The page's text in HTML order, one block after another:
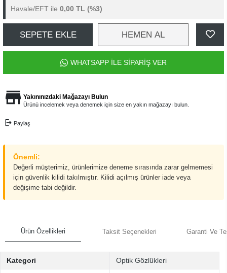
Havale/EFT ile 0,00 TL (%3)
SEPETE EKLE HEMEN AL
WHATSAPP İLE SİPARİŞ VER
Yakınınızdaki Mağazayı Bulun
Ürünü incelemek veya denemek için size en yakın mağazayı bulun.
Paylaş
Önemli:
Değerli müşterimiz, ürünlerimize deneme sırasında zarar gelmemesi
için güvenlik kilidi takılmıştır. Kilidi açılmış ürünler iade veya
değişime tabi değildir.
Ürün Özellikleri Taksit Seçenekleri Garanti Ve
Kategori Optik Gözlükleri